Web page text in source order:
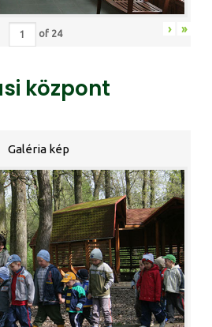
of 24 › »
központ
Galéria kép